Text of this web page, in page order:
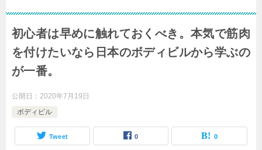
初心者は早めに触れておくべき。本気で筋肉
を付けたいなら日本のボディビルから学ぶの
が一番。
公開日： 2020年7月19日
ボディビル
Tweet 0 0